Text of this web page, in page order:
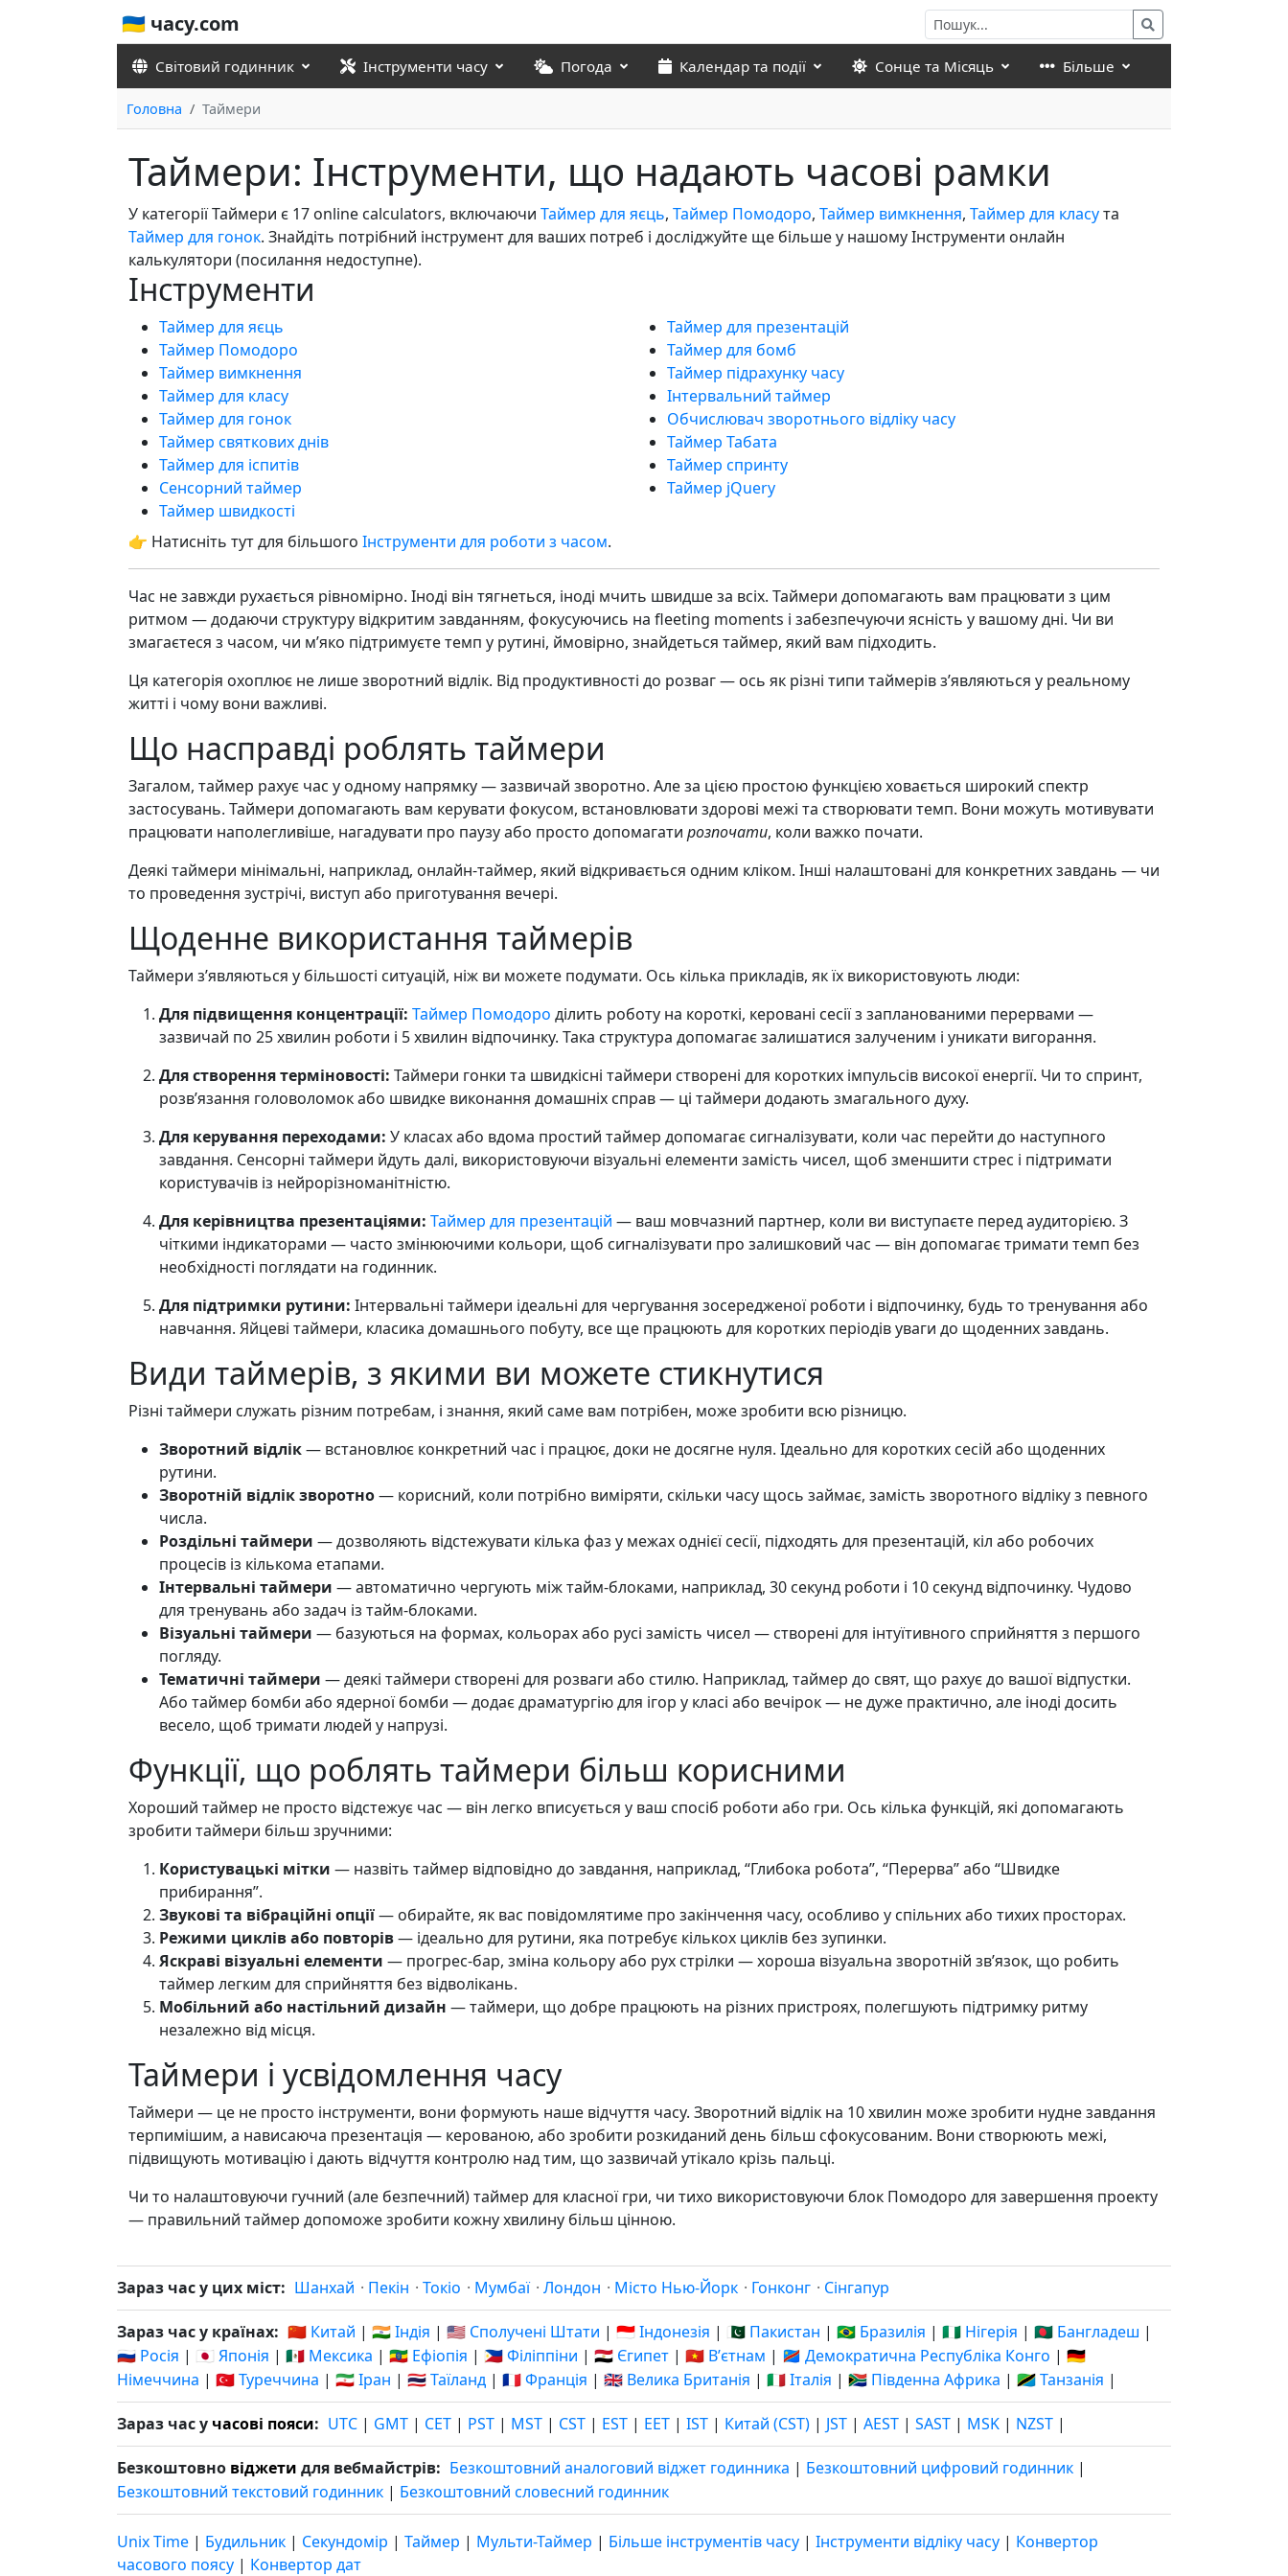
🇺🇦 часу.com
Світовий годинник Інструменти часу Погода Календар та події Сонце та Місяць Більше
Головна Таймери
Таймери: Інструменти, що надають часові рамки
У категорії Таймери є 17 online calculators, включаючи Таймер для яєць, Таймер Помодоро, Таймер вимкнення, Таймер для класута
Таймер для гонок. Знайдіть потрібний інструмент для ваших потреб і досліджуйте ще більше у нашому Інструменти онлайн
калькулятори (посилання недоступне).
Інструменти
Таймер для яєць
Таймер Помодоро
Таймер вимкнення
Таймер для класу
Таймер для гонок
Таймер святкових днів
Таймер для іспитів
Сенсорний таймер
Таймер швидкості
Таймер для презентацій
Таймер для бомб
Таймер підрахунку часу
Інтервальний таймер
Обчислювач зворотнього відліку часу
Таймер Табата
Таймер спринту
Таймер jQuery
👉 Натисніть тут для більшого Інструменти для роботи з часом.
Час не завжди рухається рівномірно. Іноді він тягнеться, іноді мчить швидше за всіх. Таймери допомагають вам працювати з цим
ритмом — додаючи структуру відкритим завданням, фокусуючись на fleeting moments і забезпечуючи ясність у вашому дні. Чи ви
змагаєтеся з часом, чи м’яко підтримуєте темп у рутині, ймовірно, знайдеться таймер, який вам підходить.
Ця категорія охоплює не лише зворотний відлік. Від продуктивності до розваг — ось як різні типи таймерів з’являються у реальному
житті і чому вони важливі.
Що насправді роблять таймери
Загалом, таймер рахує час у одному напрямку — зазвичай зворотно. Але за цією простою функцією ховається широкий спектр
застосувань. Таймери допомагають вам керувати фокусом, встановлювати здорові межі та створювати темп. Вони можуть мотивувати
працювати наполегливіше, нагадувати про паузу або просто допомагати розпочати, коли важко почати.
Деякі таймери мінімальні, наприклад, онлайн-таймер, який відкривається одним кліком. Інші налаштовані для конкретних завдань — чи
то проведення зустрічі, виступ або приготування вечері.
Щоденне використання таймерів
Таймери з’являються у більшості ситуацій, ніж ви можете подумати. Ось кілька прикладів, як їх використовують люди:
Для підвищення концентрації: Таймер Помодоро ділить роботу на короткі, керовані сесії з запланованими перервами —
зазвичай по 25 хвилин роботи і 5 хвилин відпочинку. Така структура допомагає залишатися залученим і уникати вигорання.
Для створення терміновості: Таймери гонки та швидкісні таймери створені для коротких імпульсів високої енергії. Чи то спринт,
розв’язання головоломок або швидке виконання домашніх справ — ці таймери додають змагального духу.
Для керування переходами: У класах або вдома простий таймер допомагає сигналізувати, коли час перейти до наступного
завдання. Сенсорні таймери йдуть далі, використовуючи візуальні елементи замість чисел, щоб зменшити стрес і підтримати
користувачів із нейрорізноманітністю.
Для керівництва презентаціями: Таймер для презентацій — ваш мовчазний партнер, коли ви виступаєте перед аудиторією. З
чіткими індикаторами — часто змінюючими кольори, щоб сигналізувати про залишковий час — він допомагає тримати темп без
необхідності поглядати на годинник.
Для підтримки рутини: Інтервальні таймери ідеальні для чергування зосередженої роботи і відпочинку, будь то тренування або
навчання. Яйцеві таймери, класика домашнього побуту, все ще працюють для коротких періодів уваги до щоденних завдань.
Види таймерів, з якими ви можете стикнутися
Різні таймери служать різним потребам, і знання, який саме вам потрібен, може зробити всю різницю.
Зворотний відлік— встановлює конкретний час і працює, доки не досягне нуля. Ідеально для коротких сесій або щоденних
рутини.
Зворотній відлік зворотно— корисний, коли потрібно виміряти, скільки часу щось займає, замість зворотного відліку з певного
числа.
Роздільні таймери — дозволяють відстежувати кілька фаз у межах однієї сесії, підходять для презентацій, кіл або робочих
процесів із кількома етапами.
Інтервальні таймери — автоматично чергують між тайм-блоками, наприклад, 30 секунд роботи і 10 секунд відпочинку. Чудово
для тренувань або задач із тайм-блоками.
Візуальні таймери — базуються на формах, кольорах або русі замість чисел — створені для інтуїтивного сприйняття з першого
погляду.
Тематичні таймери — деякі таймери створені для розваги або стилю. Наприклад, таймер до свят, що рахує до вашої відпустки.
Або таймер бомби або ядерної бомби — додає драматургію для ігор у класі або вечірок — не дуже практично, але іноді досить
весело, щоб тримати людей у напрузі.
Функції, що роблять таймери більш корисними
Хороший таймер не просто відстежує час — він легко вписується у ваш спосіб роботи або гри. Ось кілька функцій, які допомагають
зробити таймери більш зручними:
Користувацькі мітки — назвіть таймер відповідно до завдання, наприклад, “Глибока робота”, “Перерва” або “Швидке
прибирання”.
Звукові та вібраційні опції— обирайте, як вас повідомлятиме про закінчення часу, особливо у спільних або тихих просторах.
Режими циклів або повторів— ідеально для рутини, яка потребує кількох циклів без зупинки.
Яскраві візуальні елементи — прогрес-бар, зміна кольору або рух стрілки — хороша візуальна зворотній зв’язок, що робить
таймер легким для сприйняття без відволікань.
Мобільний або настільний дизайн — таймери, що добре працюють на різних пристроях, полегшують підтримку ритму
незалежно від місця.
Таймери і усвідомлення часу
Таймери — це не просто інструменти, вони формують наше відчуття часу. Зворотний відлік на 10 хвилин може зробити нудне завдання
терпимішим, а нависаюча презентація — керованою, або зробити розкиданий день більш сфокусованим. Вони створюють межі,
підвищують мотивацію і дають відчуття контролю над тим, що зазвичай утікало крізь пальці.
Чи то налаштовуючи гучний (але безпечний) таймер для класної гри, чи тихо використовуючи блок Помодоро для завершення проекту
— правильний таймер допоможе зробити кожну хвилину більш цінною.
Зараз час у цих міст: Шанхай · Пекін · Токіо · Мумбаї · Лондон · Місто Нью-Йорк · Гонконг · Сінгапур
Зараз час у країнах: 🇨🇳 Китай | 🇮🇳 Індія | 🇺🇸 Сполучені Штати | 🇮🇩 Індонезія | 🇵🇰 Пакистан | 🇧🇷 Бразилія | 🇳🇬 Нігерія | 🇧🇩 Бангладеш |
🇷🇺 Росія | 🇯🇵 Японія | 🇲🇽 Мексика | 🇪🇹 Ефіопія | 🇵🇭 Філіппіни | 🇪🇬 Єгипет | 🇻🇳 Вʼєтнам | 🇨🇩 Демократична Республіка Конго | 🇩🇪
Німеччина | 🇹🇷 Туреччина | 🇮🇷 Іран | 🇹🇭 Таїланд | 🇫🇷 Франція | 🇬🇧 Велика Британія | 🇮🇹 Італія | 🇿🇦 Південна Африка | 🇹🇿 Танзанія |
Зараз час у часові пояси: UTC | GMT | CET | PST | MST | CST | EST | EET | IST | Китай (CST) | JST | AEST | SAST | MSK | NZST |
Безкоштовно віджети для вебмайстрів: Безкоштовний аналоговий віджет годинника | Безкоштовний цифровий годинник |
Безкоштовний текстовий годинник | Безкоштовний словесний годинник
Unix Time | Будильник | Секундомір | Таймер | Мульти-Таймер | Більше інструментів часу | Інструменти відліку часу | Конвертор
часового поясу | Конвертор дат